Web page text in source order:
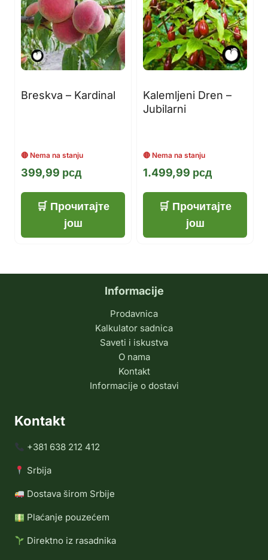
Breskva – Kardinal
399,99 рсд
Прочитајте
још
Kalemljeni Dren –
Jubilarni
1.499,99 рсд
Прочитајте
још
Informacije
Prodavnica
Kalkulator sadnica
Saveti i iskustva
O nama
Kontakt
Informacije o dostavi
Kontakt
+381 638 212 412
Srbija
Dostava širom Srbije
Plaćanje pouzećem
Direktno iz rasadnika